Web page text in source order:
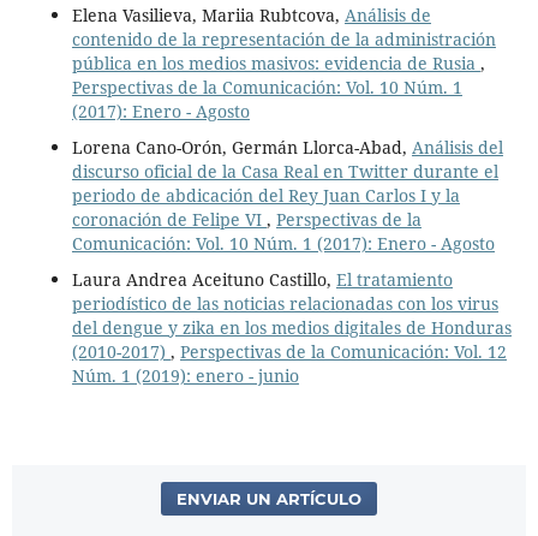
Elena Vasilieva, Mariia Rubtcova, Análisis de
contenido de la representación de la administración
pública en los medios masivos: evidencia de Rusia ,
Perspectivas de la Comunicación: Vol. 10 Núm. 1
(2017): Enero - Agosto
Lorena Cano-Orón, Germán Llorca-Abad, Análisis del
discurso oficial de la Casa Real en Twitter durante el
periodo de abdicación del Rey Juan Carlos I y la
coronación de Felipe VI , Perspectivas de la
Comunicación: Vol. 10 Núm. 1 (2017): Enero - Agosto
Laura Andrea Aceituno Castillo, El tratamiento
periodístico de las noticias relacionadas con los virus
del dengue y zika en los medios digitales de Honduras
(2010-2017) , Perspectivas de la Comunicación: Vol. 12
Núm. 1 (2019): enero - junio
ENVIAR UN ARTÍCULO